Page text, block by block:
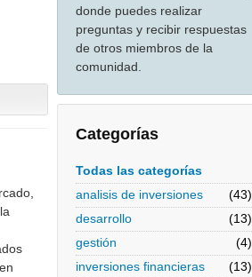
donde puedes realizar
preguntas y recibir respuestas
de otros miembros de la
comunidad.
Categorías
Todas las categorías
analisis de inversiones
(43)
desarrollo
(13)
gestión
(4)
inversiones financieras
(13)